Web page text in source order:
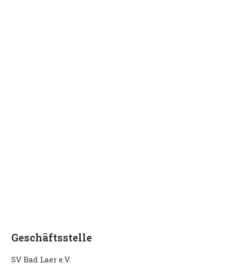
Geschäftsstelle
SV Bad Laer e.V.